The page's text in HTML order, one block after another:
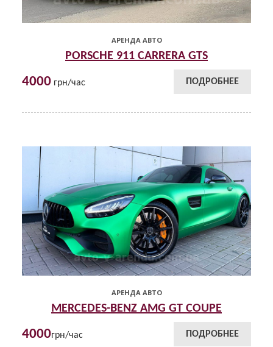
АРЕНДА АВТО
PORSCHE 911 CARRERA GTS
4000 грн/час ПОДРОБНЕЕ
АРЕНДА АВТО
MERCEDES-BENZ AMG GT COUPE
4000грн/час ПОДРОБНЕЕ